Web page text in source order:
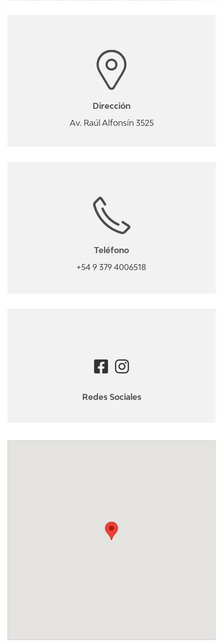
Dirección
Av. Raúl Alfonsín 3525
Teléfono
+54 9 379 4006518
Redes Sociales